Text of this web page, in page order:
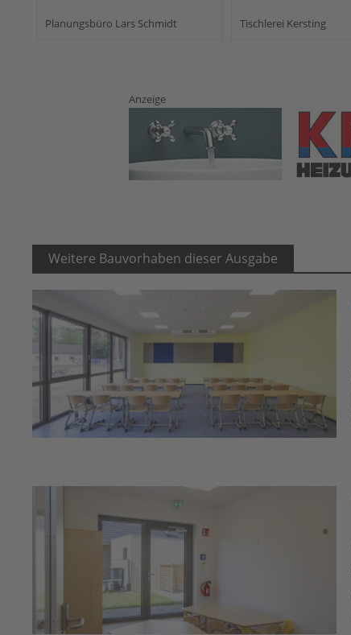
Planungsbüro Lars Schmidt Tischlerei Kersting
Anzeige
Weitere Bauvorhaben dieser Ausgabe